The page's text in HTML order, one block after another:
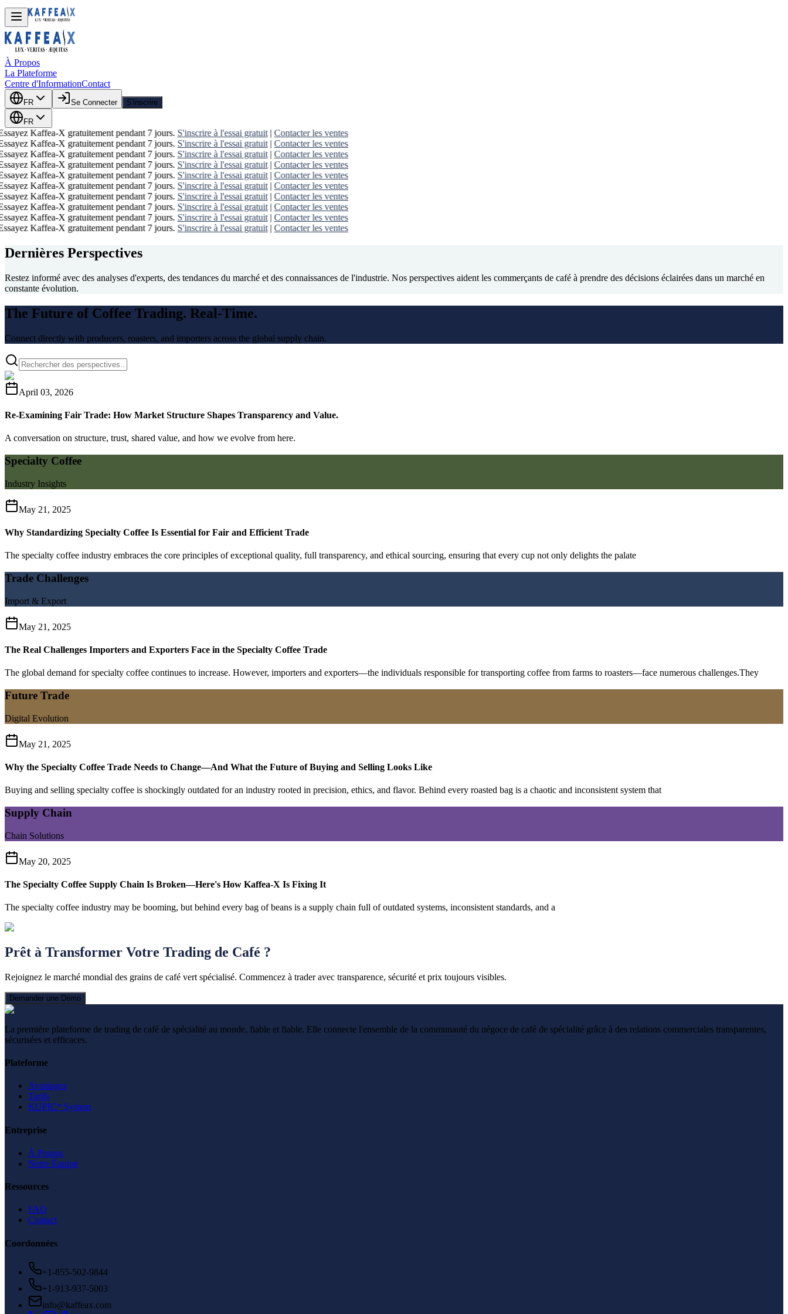
À Propos
La Plateforme
Centre d'InformationContact
FR Se Connecter S'inscrire
FR
Kaffea-X gratuitement pendant 7 jours. S'inscrire à l'essai gratuit| Contacter les ventes
Kaffea-X gratuitement pendant 7 jours. S'inscrire à l'essai gratuit| Contacter les ventes
Kaffea-X gratuitement pendant 7 jours. S'inscrire à l'essai gratuit| Contacter les ventes
Kaffea-X gratuitement pendant 7 jours. S'inscrire à l'essai gratuit| Contacter les ventes
Kaffea-X gratuitement pendant 7 jours. S'inscrire à l'essai gratuit| Contacter les ventes
Kaffea-X gratuitement pendant 7 jours. S'inscrire à l'essai gratuit| Contacter les ventes
Kaffea-X gratuitement pendant 7 jours. S'inscrire à l'essai gratuit| Contacter les ventes
Kaffea-X gratuitement pendant 7 jours. S'inscrire à l'essai gratuit| Contacter les ventes
Kaffea-X gratuitement pendant 7 jours. S'inscrire à l'essai gratuit| Contacter les ventes
Kaffea-X gratuitement pendant 7 jours. S'inscrire à l'essai gratuit| Contacter les ventes
Dernières Perspectives
Restez informé avec des analyses d'experts, des tendances du marché et des connaissances de l'industrie. Nos perspectives aident les commerçants de café à prendre des décisions éclairées dans un marché en
constante évolution.
The Future of Coffee Trading. Real-Time.
Connect directly with producers, roasters, and importers across the global supply chain.
April 03, 2026
Re-Examining Fair Trade: How Market Structure Shapes Transparency and Value.
A conversation on structure, trust, shared value, and how we evolve from here.
Specialty Coffee
Industry Insights
May 21, 2025
Why Standardizing Specialty Coffee Is Essential for Fair and Efficient Trade
The specialty coffee industry embraces the core principles of exceptional quality, full transparency, and ethical sourcing, ensuring that every cup not only delights the palate
Trade Challenges
Import & Export
May 21, 2025
The Real Challenges Importers and Exporters Face in the Specialty Coffee Trade
The global demand for specialty coffee continues to increase. However, importers and exporters—the individuals responsible for transporting coffee from farms to roasters—face numerous challenges.They
Future Trade
Digital Evolution
May 21, 2025
Why the Specialty Coffee Trade Needs to Change—And What the Future of Buying and Selling Looks Like
Buying and selling specialty coffee is shockingly outdated for an industry rooted in precision, ethics, and flavor. Behind every roasted bag is a chaotic and inconsistent system that
Supply Chain
Chain Solutions
May 20, 2025
The Specialty Coffee Supply Chain Is Broken—Here's How Kaffea-X Is Fixing It
The specialty coffee industry may be booming, but behind every bag of beans is a supply chain full of outdated systems, inconsistent standards, and a
Prêt à Transformer Votre Trading de Café ?
Rejoignez le marché mondial des grains de café vert spécialisé. Commencez à trader avec transparence, sécurité et prix toujours visibles.
Demander une Démo
La première plateforme de trading de café de spécialité au monde, fiable et fiable. Elle connecte l'ensemble de la communauté du négoce de café de spécialité grâce à des relations commerciales transparentes,
sécurisées et efficaces.
Plateforme
Avantages
Tarifs
KUPIC* System
Entreprise
À Propos
Notre Équipe
Ressources
FAQ
Contact
Coordonnées
+1-855-502-9844
+1-913-937-5003
info@kaffeax.com